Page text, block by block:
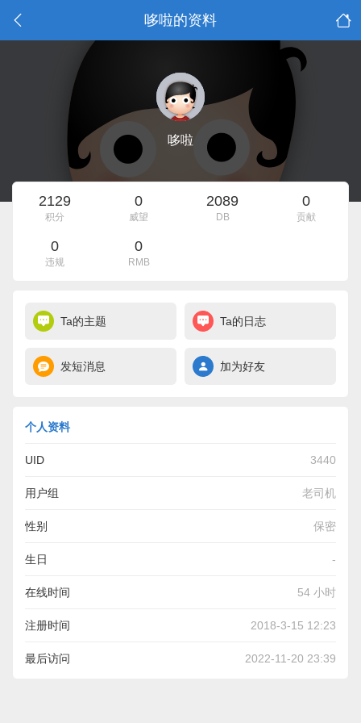
哆啦的资料
哆啦
2129
积分
0
威望
2089
DB
0
贡献
0
违规
0
RMB
Ta的主题 Ta的日志
发短消息 加为好友
个人资料
UID 3440
用户组 老司机
性别 保密
生日 -
在线时间 54 小时
注册时间 2018-3-15 12:23
最后访问 2022-11-20 23:39